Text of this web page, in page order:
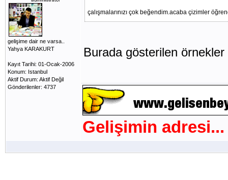
gelişime dair ne varsa..
Yahya KARAKURT
Kayıt Tarihi: 01-Ocak-2006
Konum: Istanbul
Aktif Durum: Aktif Değil
Gönderilenler: 4737
çalışmalarınızı çok beğendim.acaba çizimler
Burada gösterilen örnekler
Gelişimin adresi...